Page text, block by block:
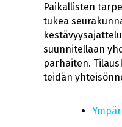
Paikallisten
tukea
suunnitellaan
parhaiten.
teidän